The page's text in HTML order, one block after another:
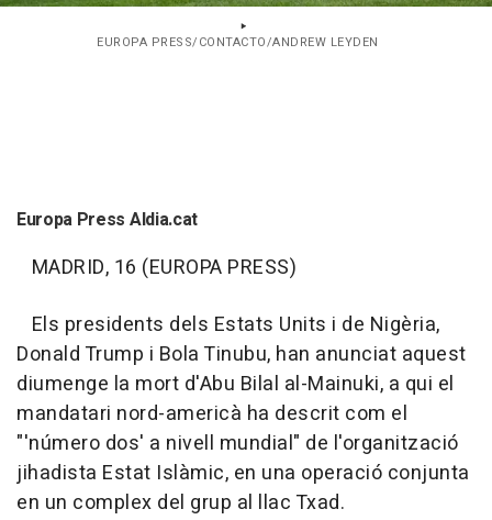
EUROPA PRESS/CONTACTO/ANDREW LEYDEN
Europa Press Aldia.cat
MADRID, 16 (EUROPA PRESS)
Els presidents dels Estats Units i de Nigèria,
Donald Trump i Bola Tinubu, han anunciat aquest
diumenge la mort d'Abu Bilal al-Mainuki, a qui el
mandatari nord-americà ha descrit com el
"'número dos' a nivell mundial" de l'organització
jihadista Estat Islàmic, en una operació conjunta
en un complex del grup al llac Txad.